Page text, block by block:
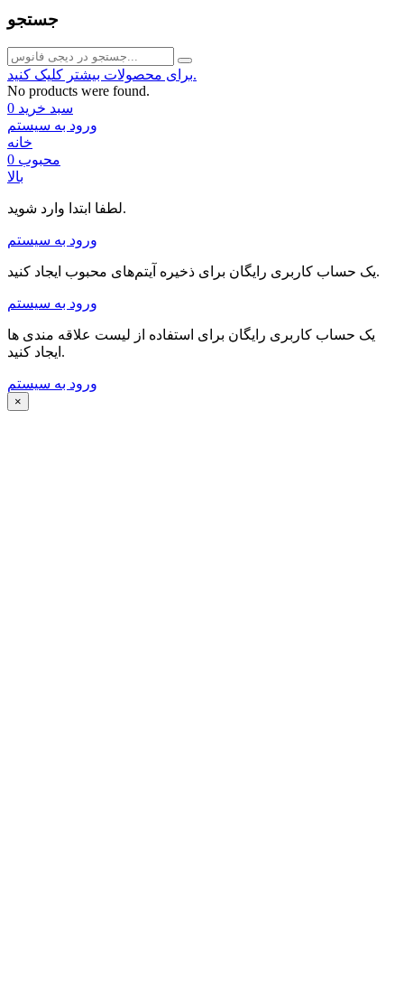
جستجو
برای محصولات بیشتر کلیک کنید.
No products were found.
سبد خرید 0
ورود به سیستم
خانه
محبوب 0
بالا
لطفا ابتدا وارد شوید.
ورود به سیستم
یک حساب کاربری رایگان برای ذخیره آیتم‌های محبوب ایجاد کنید.
ورود به سیستم
یک حساب کاربری رایگان برای استفاده از لیست علاقه مندی ها
ایجاد کنید.
ورود به سیستم
×